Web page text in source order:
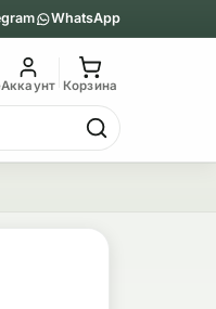
WhatsApp
Аккаунт Корзина